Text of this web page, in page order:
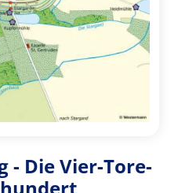
- Die Vier-Tore-